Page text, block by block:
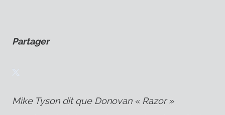
Partager
Mike Tyson dit que Donovan « Razor »